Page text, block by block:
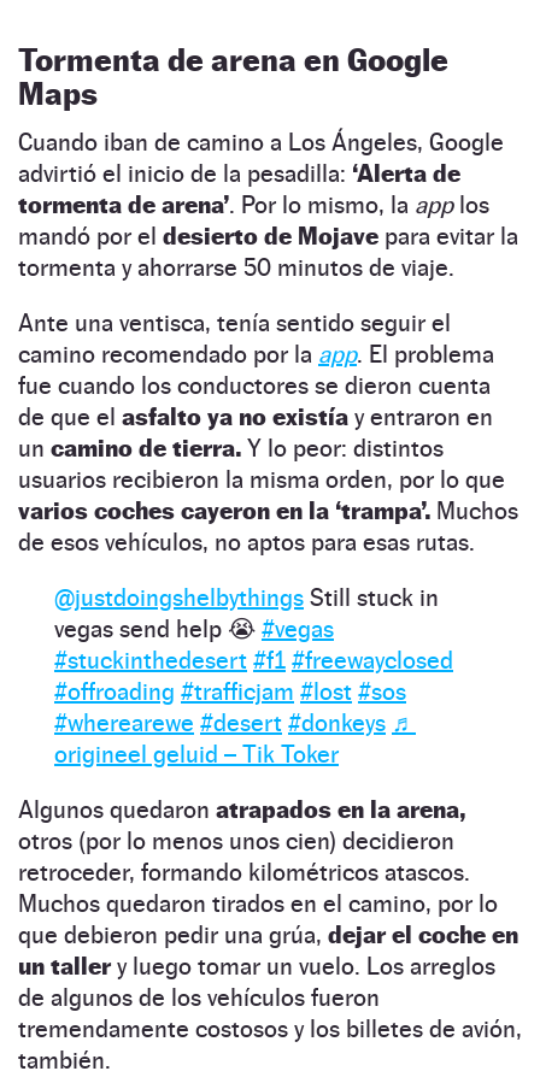
Tormenta de arena en Google
Maps
Cuando iban de camino a Los Ángeles, Google
advirtió el inicio de la pesadilla: ‘Alerta de
tormenta de arena’. Por lo mismo, la app los
mandó por el desierto de Mojave para evitar la
tormenta y ahorrarse 50 minutos de viaje.
Ante una ventisca, tenía sentido seguir el
camino recomendado por la app. El problema
fue cuando los conductores se dieron cuenta
de que el asfalto ya no existía y entraron en
un camino de tierra. Y lo peor: distintos
usuarios recibieron la misma orden, por lo que
varios coches cayeron en la ‘trampa’. Muchos
de esos vehículos, no aptos para esas rutas.
@justdoingshelbythings Still stuck in
vegas send help 😭 #vegas
#stuckinthedesert #f1 #freewayclosed
#offroading #trafficjam #lost #sos
#wherearewe #desert #donkeys ♬
origineel geluid – Tik Toker
Algunos quedaron atrapados en la arena,
otros (por lo menos unos cien) decidieron
retroceder, formando kilométricos atascos.
Muchos quedaron tirados en el camino, por lo
que debieron pedir una grúa, dejar el coche en
un tallery luego tomar un vuelo. Los arreglos
de algunos de los vehículos fueron
tremendamente costosos y los billetes de avión,
también.